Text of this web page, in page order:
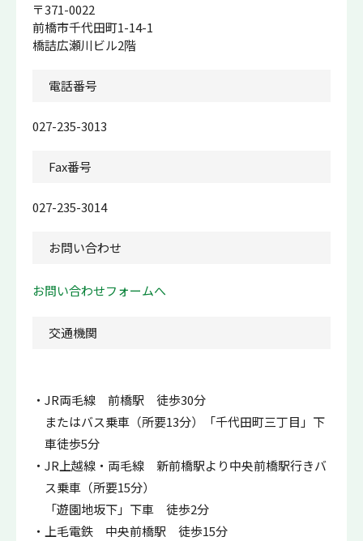
〒371-0022
前橋市千代田町1-14-1
橋詰広瀬川ビル2階
電話番号
027-235-3013
Fax番号
027-235-3014
お問い合わせ
お問い合わせフォームへ
交通機関
JR両毛線 前橋駅 徒歩30分
またはバス乗車（所要13分）「千代田町三丁目」下
車徒歩5分
JR上越線・両毛線 新前橋駅より中央前橋駅行きバ
ス乗車（所要15分）
「遊園地坂下」下車 徒歩2分
上毛電鉄 中央前橋駅 徒歩15分